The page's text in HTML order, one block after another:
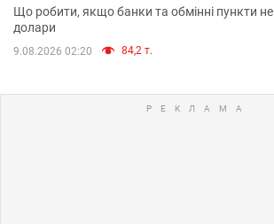
Що робити, якщо банки та обмінні пункти
долари
9.08.2026 02:20 84,2 т.